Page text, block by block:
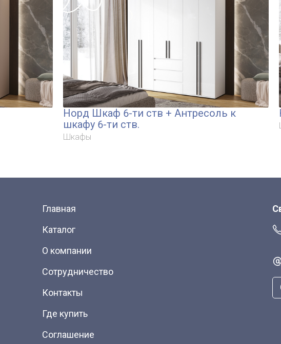
Норд Шкаф 6-ти ств + Антресоль к
шкафу 6-ти ств.
Шкафы
Главная
Каталог
О компании
Сотрудничество
Контакты
Где купить
Соглашение